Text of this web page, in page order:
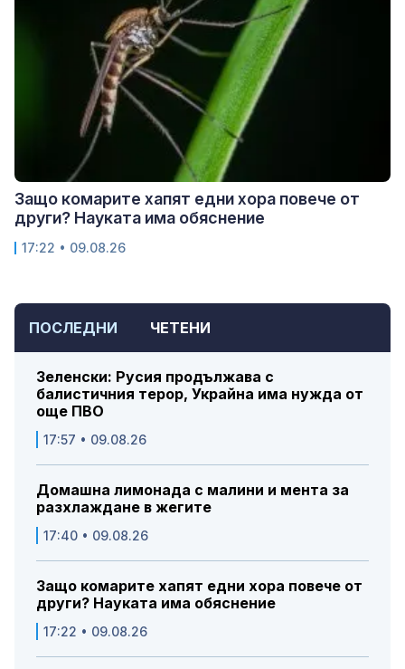
ПОСЛЕДНИ ЧЕТЕНИ
Зеленски: Русия продължава с
балистичния терор, Украйна има нужда от
още ПВО
17:57 • 09.08.26
Домашна лимонада с малини и мента за
разхлаждане в жегите
17:40 • 09.08.26
Защо комарите хапят едни хора повече от
други? Науката има обяснение
17:22 • 09.08.26
Защо комарите хапят едни хора повече от
други? Науката има обяснение
17:22 • 09.08.26